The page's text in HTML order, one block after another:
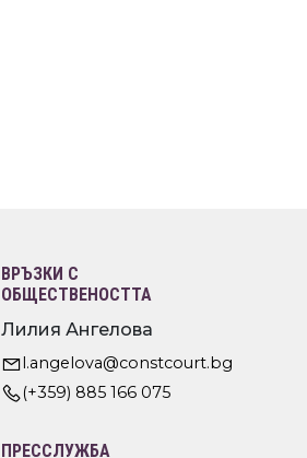
ВРЪЗКИ С
ОБЩЕСТВЕНОСТТА
Лилия Ангелова
l.angelova@constcourt.bg
(+359) 885 166 075
ПРЕССЛУЖБА